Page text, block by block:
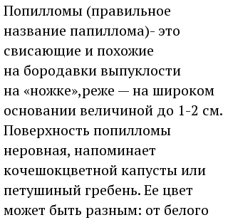
Попилломы (правильное
название папиллома)- это
свисающие и похожие
на бородавки выпуклости
на «ножке»,реже — на широком
основании величиной до 1-2 см.
Поверхность попилломы
неровная, напоминает
кочешокцветной капусты или
петушиный гребень. Ее цвет
может быть разным: от белого